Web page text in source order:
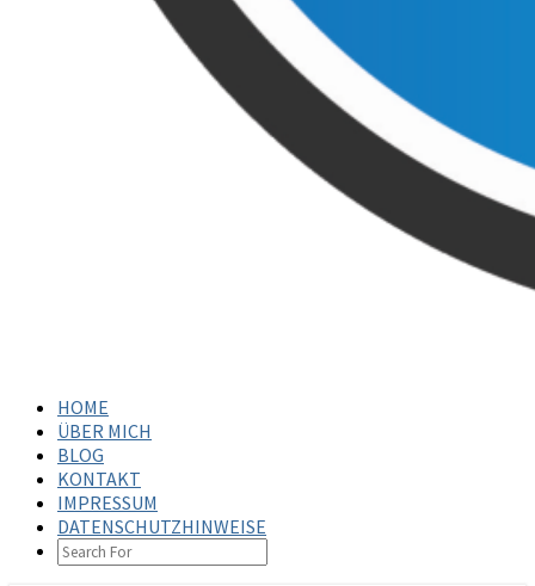
HOME
ÜBER MICH
BLOG
KONTAKT
IMPRESSUM
DATENSCHUTZHINWEISE
SEARCH
ICON